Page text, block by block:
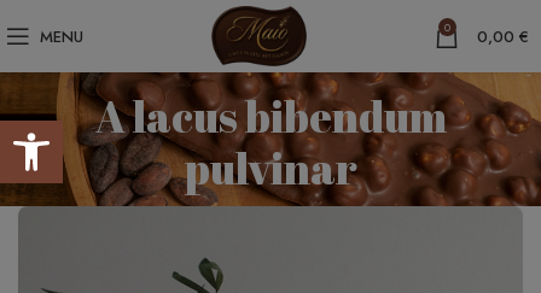
Abrir barra de herramientas
MENU 0 0,00 €
A lacus bibendum
pulvinar